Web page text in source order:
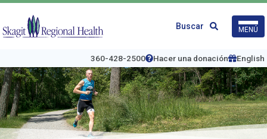
Ir
contenido
de
Health
360-428-2500 Hacer una donación English
Buscar MENÚ